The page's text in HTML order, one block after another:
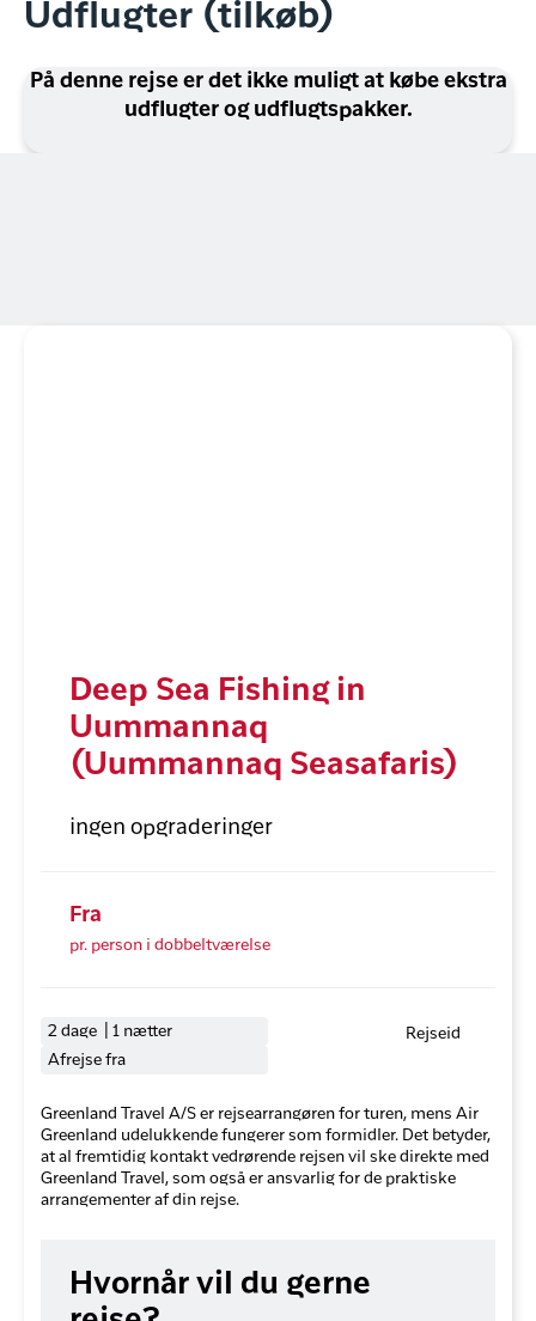
Udflugter (tilkøb)
På denne rejse er det ikke muligt at købe ekstra
udflugter og udflugtspakker.
Deep Sea Fishing in
Uummannaq
(Uummannaq Seasafaris)
ingen opgraderinger
Fra
pr. person i dobbeltværelse
2 dage | 1 nætter
Afrejse fra
Rejseid
Greenland Travel A/S er rejsearrangøren for turen, mens Air
Greenland udelukkende fungerer som formidler. Det betyder,
at al fremtidig kontakt vedrørende rejsen vil ske direkte med
Greenland Travel, som også er ansvarlig for de praktiske
arrangementer af din rejse.
Hvornår vil du gerne